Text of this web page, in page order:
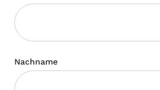
Nachname